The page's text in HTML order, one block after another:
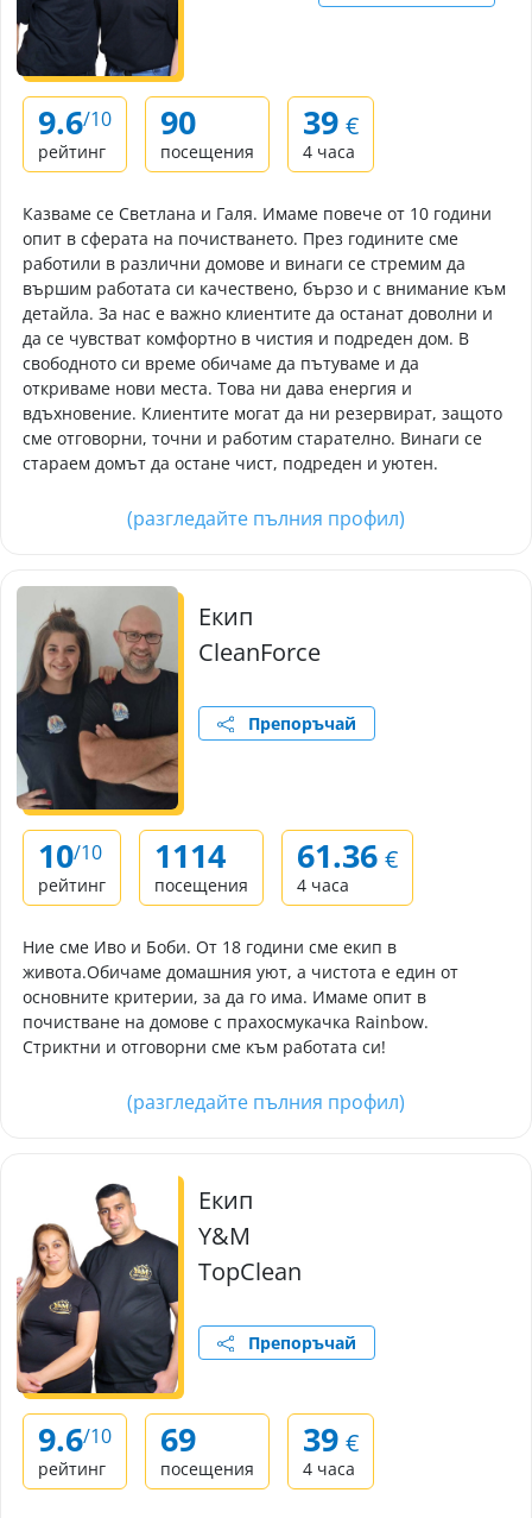
9.6/10
рейтинг
90
посещения
39 €
4 часа
Казваме се Светлана и Галя. Имаме повече от 10 години
опит в сферата на почистването. През годините сме
работили в различни домове и винаги се стремим да
вършим работата си качествено, бързо и с внимание към
детайла. За нас е важно клиентите да останат доволни и
да се чувстват комфортно в чистия и подреден дом. В
свободното си време обичаме да пътуваме и да
откриваме нови места. Това ни дава енергия и
вдъхновение. Клиентите могат да ни резервират, защото
сме отговорни, точни и работим старателно. Винаги се
стараем домът да остане чист, подреден и уютен.
(разгледайте пълния профил)
Екип
CleanForce
Препоръчай
10/10
рейтинг
1114
посещения
61.36 €
4 часа
Ние сме Иво и Боби. От 18 години сме екип в
живота.Обичаме домашния уют, а чистота е един от
основните критерии, за да го има. Имаме опит в
почистване на домове с прахосмукачка Rainbow.
Стриктни и отговорни сме към работата си!
(разгледайте пълния профил)
Екип
Y&M
TopClean
Препоръчай
9.6/10
рейтинг
69
посещения
39 €
4 часа